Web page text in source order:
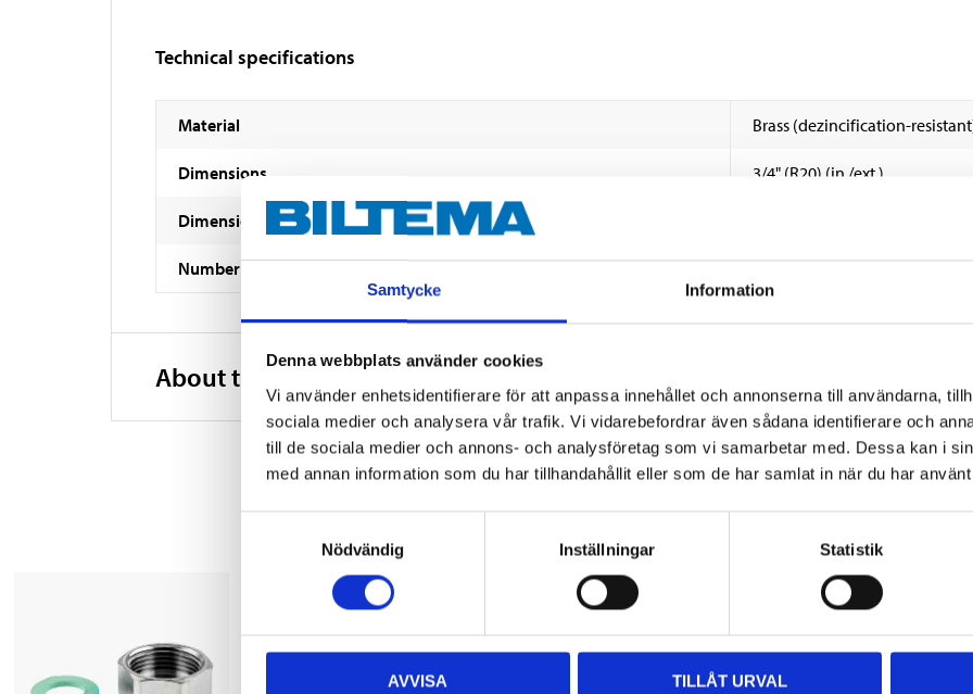
Samtycke Information
Denna webbplats använder cookies
Vi använder enhetsidentifierare för att anpassa innehållet och annonserna till användarna,
sociala medier och analysera vår trafik. Vi vidarebefordrar även sådana identifierare och
till de sociala medier och annons- och analysföretag som vi samarbetar med. Dessa kan i
med annan information som du har tillhandahållit eller som de har samlat in när du har
Nödvändig
Inställningar Statistik
AVVISA TILLÅT URVAL
Technical specifications
Material Brass (dezincification-
Dimensions 3/4" (R20) (in./ext.)
Dimensions
Number of outputs 2 pcs
About the manufacturer